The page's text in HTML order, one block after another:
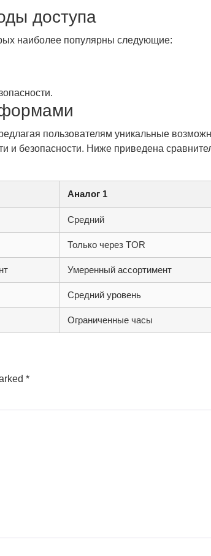
доступа
наиболее популярны следующие:
пользователям уникальные
и безопасности. Ниже приведена
Аналог 1
Средний
Только через TOR
Умеренный ассортимент
Средний уровень
Ограниченные часы
*